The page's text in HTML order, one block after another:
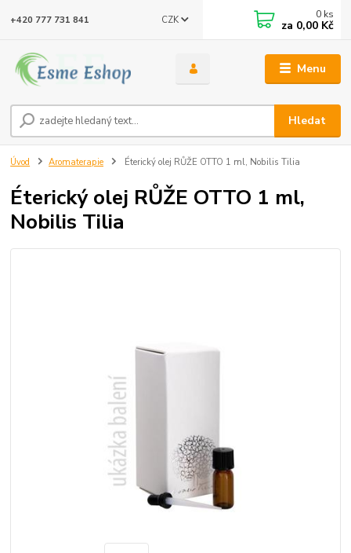
Menu
CZK
Hledat
+420 777 731 841 0 ks
za 0,00 Kč
Úvod Aromaterapie Éterický olej RŮŽE OTTO 1 ml, Nobilis Tilia
Éterický olej RŮŽE OTTO 1 ml,
Nobilis Tilia